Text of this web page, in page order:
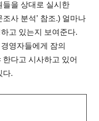
들을 상대로 실시한
사 분석’ 참조.) 얼마나
고 있는지 보여준다.
영자들에게 잠의
다고 시사하고 있어
다.